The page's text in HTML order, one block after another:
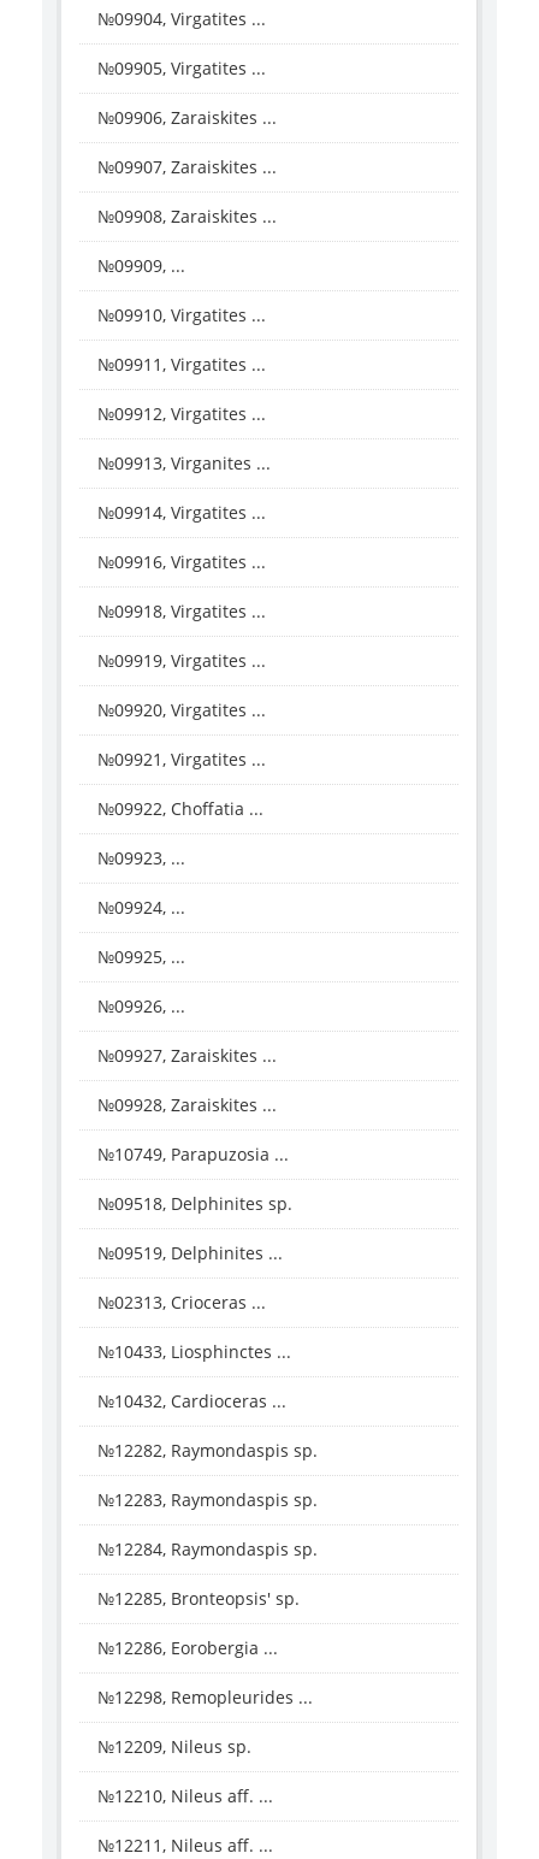
№09904, Virgatites ...
№09905, Virgatites ...
№09906, Zaraiskites ...
№09907, Zaraiskites ...
№09908, Zaraiskites ...
№09909, ...
№09910, Virgatites ...
№09911, Virgatites ...
№09912, Virgatites ...
№09913, Virganites ...
№09914, Virgatites ...
№09916, Virgatites ...
№09918, Virgatites ...
№09919, Virgatites ...
№09920, Virgatites ...
№09921, Virgatites ...
№09922, Choffatia ...
№09923, ...
№09924, ...
№09925, ...
№09926, ...
№09927, Zaraiskites ...
№09928, Zaraiskites ...
№10749, Parapuzosia ...
№09518, Delphinites sp.
№09519, Delphinites ...
№02313, Crioceras ...
№10433, Liosphinctes ...
№10432, Cardioceras ...
№12282, Raymondaspis sp.
№12283, Raymondaspis sp.
№12284, Raymondaspis sp.
№12285, Bronteopsis' sp.
№12286, Eorobergia ...
№12298, Remopleurides ...
№12209, Nileus sp.
№12210, Nileus aff. ...
№12211, Nileus aff. ...